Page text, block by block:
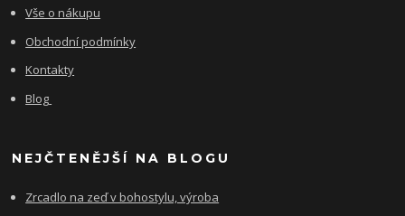
Vše o nákupu
Obchodní podmínky
Kontakty
Blog
NEJČTENĚJŠÍ NA BLOGU
Zrcadlo na zeď v bohostylu, výroba